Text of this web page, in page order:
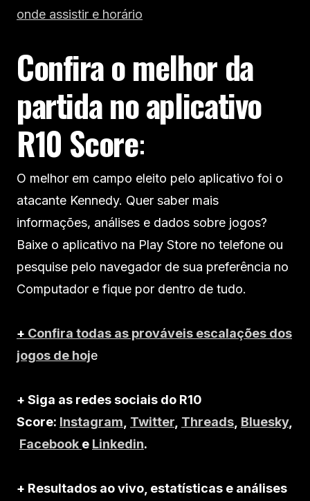
onde assistir e horário
Confira o melhor da
partida no aplicativo
R10 Score:
O melhor em campo eleito pelo aplicativo foi o
atacante Kennedy. Quer saber mais
informações, análises e dados sobre jogos?
Baixe o aplicativo na Play Store no telefone ou
pesquise pelo navegador de sua preferência no
Computador e fique por dentro de tudo.
+ Confira todas as prováveis escalações dos
jogos de hoje
+ Siga as redes sociais do R10
Score: Instagram Twitter Threads Bluesky,
Facebook e Linkedin.
+ Resultados ao vivo, estatísticas e análises